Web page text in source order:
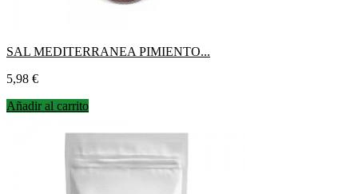
SAL MEDITERRANEA PIMIENTO...
Precio
5,98 €
Añadir al carrito